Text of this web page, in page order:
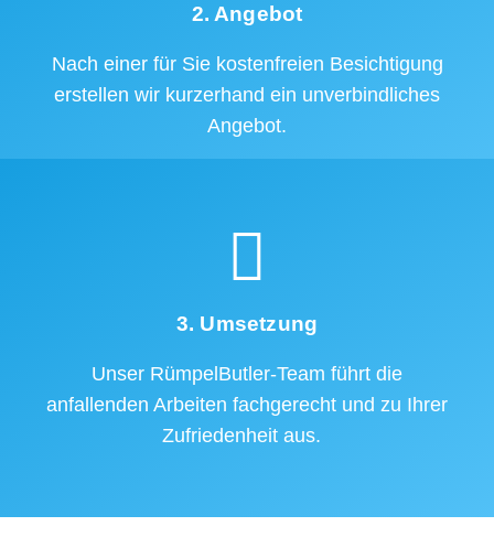
2. Angebot
Nach einer für Sie kostenfreien Besichtigung
erstellen wir kurzerhand ein unverbindliches
Angebot.
3. Umsetzung
Unser RümpelButler-Team führt die
anfallenden Arbeiten fachgerecht und zu Ihrer
Zufriedenheit aus.